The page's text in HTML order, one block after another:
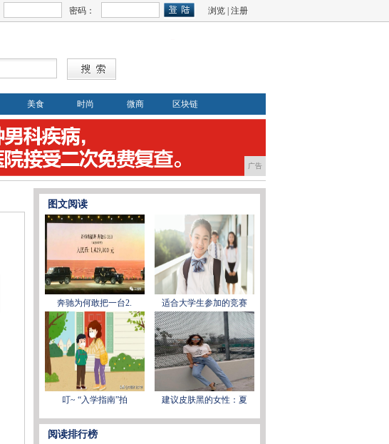
密码： 浏览 注册
美食 时尚 微商 区块链
广告
图文阅读
奔驰为何敢把一台2. 适合大学生参加的竞赛
叮~ “入学指南”拍 建议皮肤黑的女性：夏
阅读排行榜